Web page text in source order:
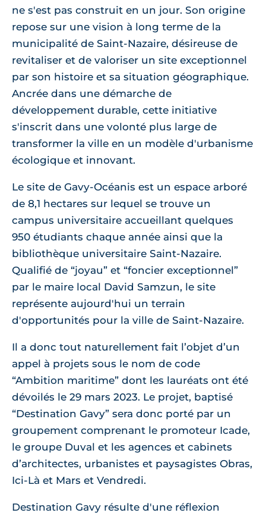
ne s'est pas construit en un jour. Son origine
repose sur une vision à long terme de la
municipalité de Saint-Nazaire, désireuse de
revitaliser et de valoriser un site exceptionnel
par son histoire et sa situation géographique.
Ancrée dans une démarche de
développement durable, cette initiative
s'inscrit dans une volonté plus large de
transformer la ville en un modèle d'urbanisme
écologique et innovant.
Le site de Gavy-Océanis est un espace arboré
de 8,1 hectares sur lequel se trouve un
campus universitaire accueillant quelques
950 étudiants chaque année ainsi que la
bibliothèque universitaire Saint-Nazaire.
Qualifié de “joyau” et “foncier exceptionnel”
par le maire local David Samzun, le site
représente aujourd'hui un terrain
d'opportunités pour la ville de Saint-Nazaire.
Il a donc tout naturellement fait l’objet d’un
appel à projets sous le nom de code
“Ambition maritime” dont les lauréats ont été
dévoilés le 29 mars 2023. Le projet, baptisé
“Destination Gavy” sera donc porté par un
groupement comprenant le promoteur Icade,
le groupe Duval et les agences et cabinets
d’architectes, urbanistes et paysagistes Obras,
Ici-Là et Mars et Vendredi.
Destination Gavy résulte d'une réflexion